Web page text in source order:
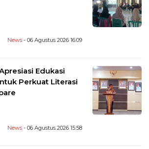
News - 06 Agustus 2026 16:09
Edukasi
Perkuat Literasi
News - 06 Agustus 2026 15:58